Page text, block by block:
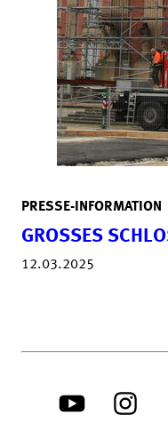
PRESSE-INFORMATION
GROSSES
12.03.2025